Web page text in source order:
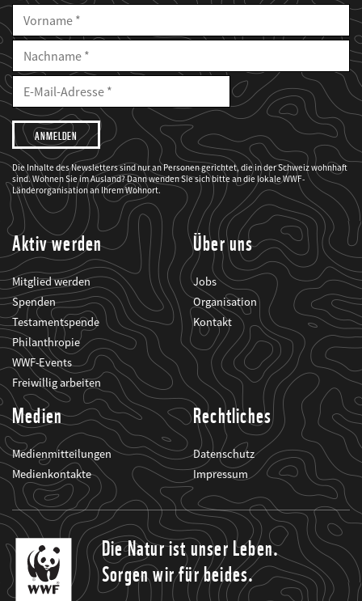
Vorname
Nachname
E-
Mailadresse
E-
Adresse
Ich
möchte,
dass
der
WWF
mich
über
seine
Projekte
informiert.
Die Inhalte des Newsletters sind nur an Personen gerichtet, die in der Schweiz wohnhaft
sind. Wohnen Sie im Ausland? Dann wenden Sie sich bitte an die lokale WWF-
Länderorganisation an Ihrem Wohnort.
Aktiv werden
Mitglied werden
Spenden
Testamentspende
Philanthropie
WWF-Events
Freiwillig arbeiten
Über uns
Jobs
Organisation
Kontakt
Medien
Medienmitteilungen
Medienkontakte
Rechtliches
Datenschutz
Impressum
Die Natur ist unser Leben.
Sorgen wir für beides.